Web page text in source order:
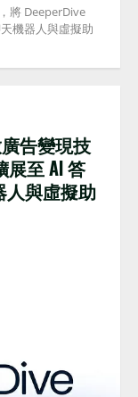
將 DeeperDive
機器人與虛擬助
告變現技
展至 AI 答
人與虛擬助